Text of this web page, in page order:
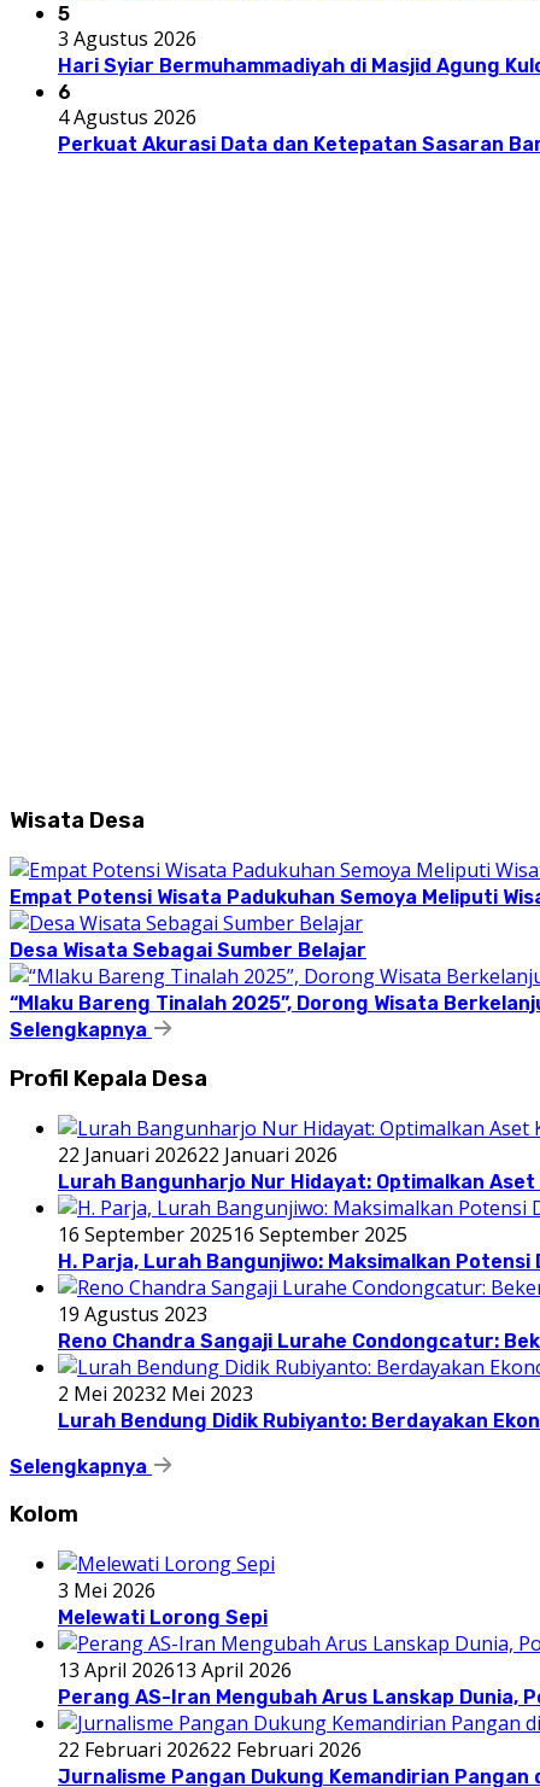
5
3 Agustus 2026
Hari Syiar Bermuhammadiyah di Masjid Agung
6
4 Agustus 2026
Perkuat Akurasi Data dan Ketepatan Sasaran
Wisata Desa
Empat Potensi Wisata Padukuhan Semoya Meliputi
Desa Wisata Sebagai Sumber Belajar
“Mlaku Bareng Tinalah 2025”, Dorong Wisata
Selengkapnya
Profil Kepala Desa
22 Januari 202622 Januari 2026
Lurah Bangunharjo Nur Hidayat: Optimalkan
16 September 202516 September 2025
H. Parja, Lurah Bangunjiwo: Maksimalkan Potensi
19 Agustus 2023
Reno Chandra Sangaji Lurahe Condongcatur:
2 Mei 20232 Mei 2023
Lurah Bendung Didik Rubiyanto: Berdayakan
Selengkapnya
Kolom
3 Mei 2026
Melewati Lorong Sepi
13 April 202613 April 2026
Perang AS-Iran Mengubah Arus Lanskap Dunia,
22 Februari 202622 Februari 2026
Jurnalisme Pangan Dukung Kemandirian Pangan